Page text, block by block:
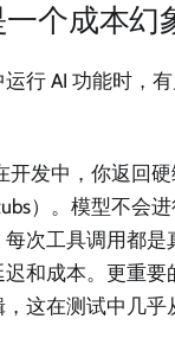
个成本幻
行 AI 功能时，
开发中，你返回
）。模型不会
次工具调用都是
和成本。更重要
这在测试中几乎